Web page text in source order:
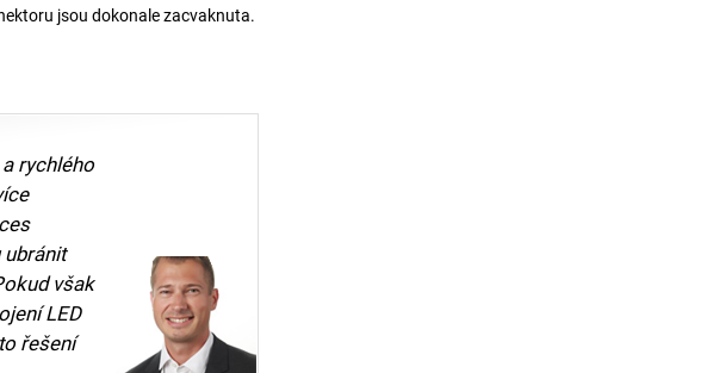
jsou dokonale zacvaknuta.
rychlého
však
LED
řešení